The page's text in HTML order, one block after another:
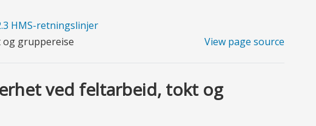
HMS-retningslinjer
gruppereise
View page source
ved feltarbeid, tokt og